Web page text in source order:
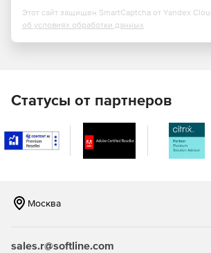
Этот сайт защищен SmartCaptcha от Yandex
об условиях обработки данных
Статусы от партнеров
Москва
sales.r@softline.com